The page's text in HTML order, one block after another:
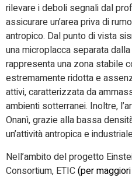
rilevare i deboli segnali dal
assicurare un’area priva di
antropico. Dal punto di vista
una microplacca separata
rappresenta una zona stabile
estremamente ridotta e
attivi, caratterizzata da
ambienti sotterranei. Inoltre,
Onanì, grazie alla bassa
un’attività antropica e
Nell’ambito del progetto
Consortium, ETIC(per